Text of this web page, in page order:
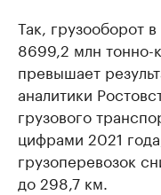
Так, грузооборот
8699,2 млн тонно-
превышает
аналитики
грузового
цифрами 2021
грузоперевозок
до 298,7 км.